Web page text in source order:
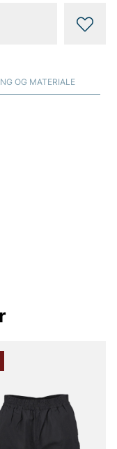
også vores butik i
OG MATERIALE